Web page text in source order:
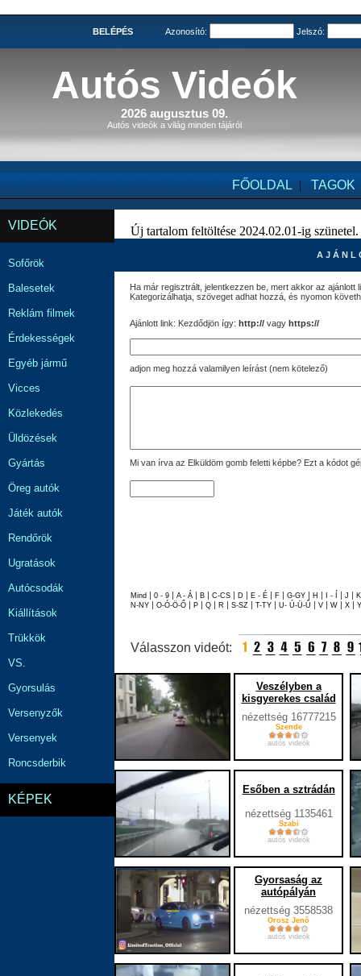
BELÉPÉS Azonosító: Jelszó:
Autós Videók
2026 augusztus 09.
Autós videók a világ minden tájáról
FŐOLDAL | TAGOK
VIDEÓK
Sofőrök
Balesetek
Reklám filmek
Érdekességek
Egyéb jármű
Vicces
Közlekedés
Üldözések
Gyártás
Öreg autók
Játék autók
Rendőrök
Ugratások
Autócsodák
Kiállítások
Trükkök
VS.
Gyorsulás
Versenyzők
Versenyek
Roncsderbik
KÉPEK
Új tartalom feltöltése 2024.02.01-ig szünetel.
A J Á N L
Ha már regisztrált, jelentkezzen be, mert akkor az ajánlott
Kategorizálhatja, szöveget adhat hozzá, és nyomon
Ajánlott link: Kezdődjön így: http:// vagy https://
adjon meg hozzá valamilyen leírást (nem kötelező)
Mi van írva az Elküldöm gomb feletti képbe? Ezt a kódot
Mind | 0 - 9 | A - Á | B | C-CS | D | E - É | F | G-GY | H | I - Í | J |
N-NY | O-Ó-Ö-Ő | P | Q | R | S-SZ | T-TY | U- Ú-Ü-Ű | V | W | X |
Válasszon videót:
Veszélyben a
kisgyerekes család
nézettség 16777215
Szende
autós videók
Esőben a sztrádán
nézettség 1135461
Szabi
autós videók
Gyorsaság az
autópályán
nézettség 3558538
Orosz Jenõ
autós videók